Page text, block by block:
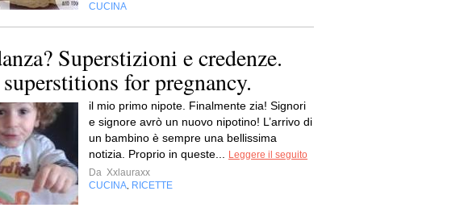
CUCINA
Superstizioni e credenze.
for pregnancy.
il mio primo nipote. Finalmente zia! Signori
e signore avrò un nuovo nipotino! L’arrivo di
un bambino è sempre una bellissima
notizia. Proprio in queste...
Leggere il seguito
Da Xxlauraxx
CUCINA RICETTE